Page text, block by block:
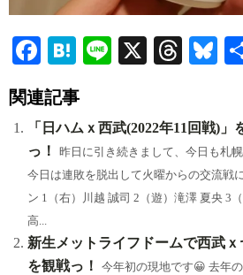
Fa
ce
bo
ok
H
en
a
Li
X
T
ds
Bl
y
関連記事
「日ハムｘ西武(2022年11回戦)
っ！
昨日に引き続きまして、今日も札
今日は連敗を脱出して火曜からの交流戦
ン 1（右）川越 誠司 2（遊）滝澤 夏央 3
高...
新生メットライフドームで西武
を観戦っ！
今年初の現地です😀 去年